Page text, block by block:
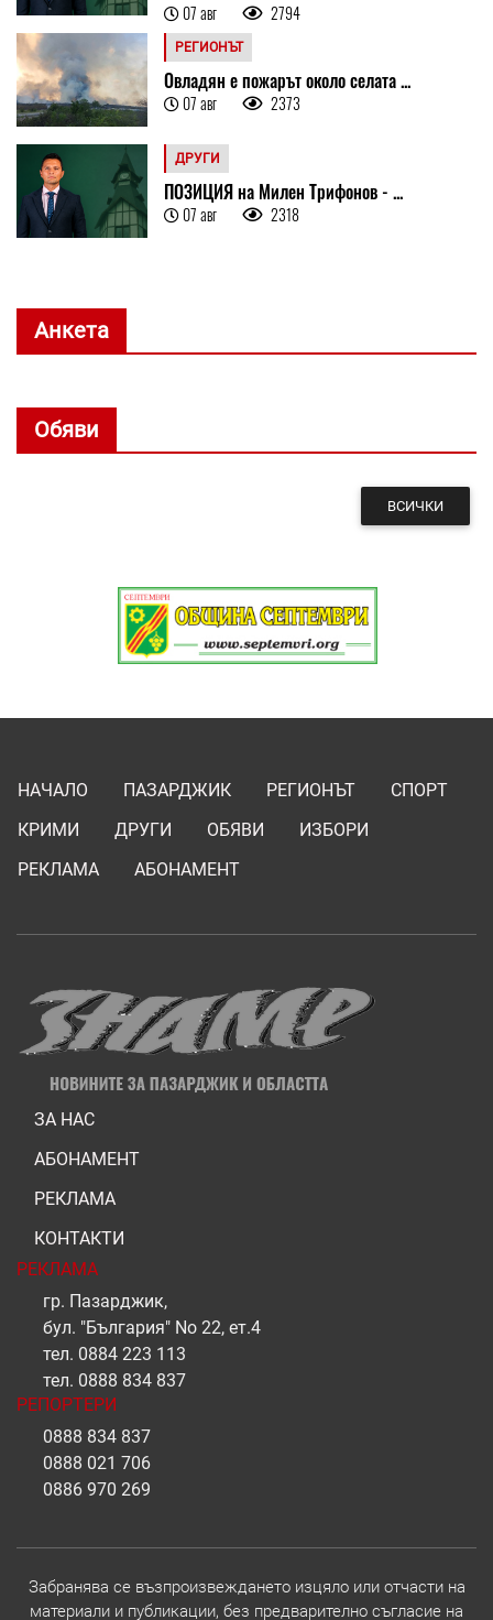
07 авг 2794
РЕГИОНЪТ
Овладян е пожарът около селата ...
07 авг 2373
ДРУГИ
ПОЗИЦИЯ на Милен Трифонов - ...
07 авг 2318
Анкета
Обяви
ВСИЧКИ
НАЧАЛО ПАЗАРДЖИК РЕГИОНЪТ
СПОРТ
КРИМИ
ДРУГИ ОБЯВИ
ИЗБОРИ
РЕКЛАМА
АБОНАМЕНТ
ЗА НАС
АБОНАМЕНТ
РЕКЛАМА
КОНТАКТИ
РЕКЛАМА
гр. Пазарджик,
бул. "България" No 22, ет.4
тел. 0884 223 113
тел. 0888 834 837
РЕПОРТЕРИ
0888 834 837
0888 021 706
0886 970 269
Забранява се възпроизвеждането изцяло или отчасти на
материали и публикации, без предварително съгласие на